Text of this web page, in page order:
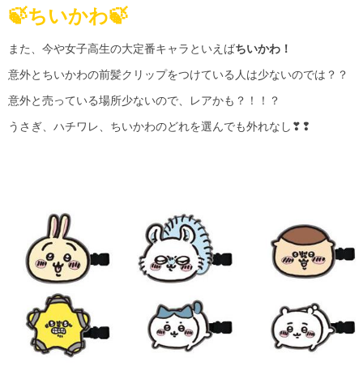
🍃ちいかわ🍃
また、今や女子高生の大定番キャラといえばちいかわ！
意外とちいかわの前髪クリップをつけている人は少ないのでは？？
意外と売っている場所少ないので、レアかも？！！？
うさぎ、ハチワレ、ちいかわのどれを選んでも外れなし❣❢